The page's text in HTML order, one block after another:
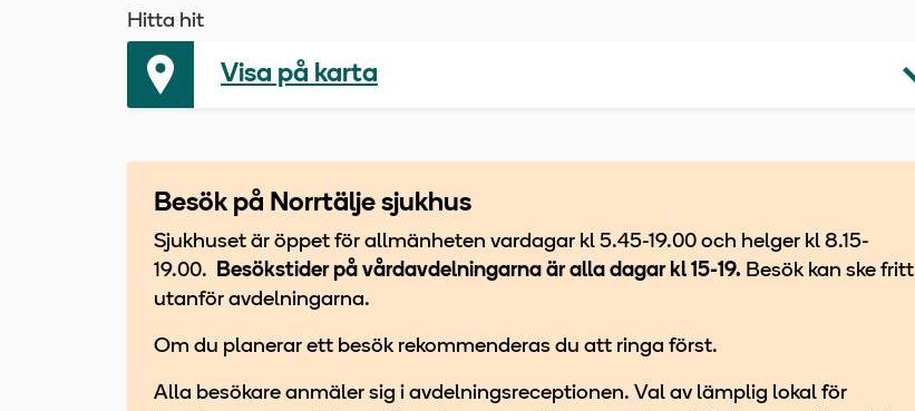
Hitta hit
Visa på karta
Besök på Norrtälje sjukhus
Sjukhuset är öppet för allmänheten vardagar kl 5.45-19.00 och helger kl 8.15-
19.00. Besökstider på vårdavdelningarna är alla dagar kl 15-19. Besök kan ske fritt
utanför avdelningarna.
Om du planerar ett besök rekommenderas du att ringa först.
Alla besökare anmäler sig i avdelningsreceptionen. Val av lämplig lokal för